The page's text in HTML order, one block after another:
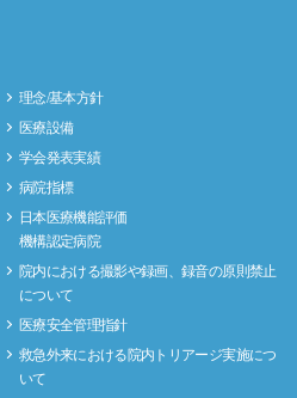
理念/基本方針
医療設備
学会発表実績
病院指標
日本医療機能評価
機構認定病院
院内における撮影や録画、録音の原則禁止
について
医療安全管理指針
救急外来における院内トリアージ実施につ
いて